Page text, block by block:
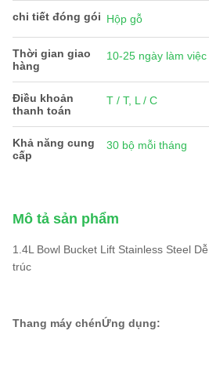
chi tiết đóng gói Hộp gỗ
Thời gian giao
hàng
10-25 ngày làm việc
Điều khoản
thanh toán
T / T, L / C
Khả năng cung
cấp
30 bộ mỗi tháng
Mô tả sản phẩm
1.4L Bowl Bucket Lift Stainless Steel
trúc
Thang máy chénỨng dụng: